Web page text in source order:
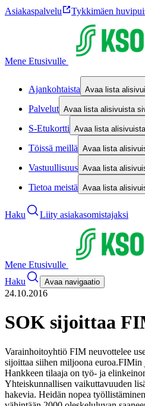
Asiakaspalvelu Tykkimäen
Mene Etusivulle
Ajankohtaista Avaa lista
Palvelut Avaa lista alisivuista
S-Etukortti Avaa lista
Töissä meillä Avaa lista
Vastuullisuus Avaa lista
Tietoa meistä Avaa lista
Haku Liity asiakasomistajaksi
Mene Etusivulle
Haku
Avaa navigaatio
24.10.2016
SOK sijoittaa
Varainhoitoyhtiö FIM neuvottelee
sijoittaa siihen miljoona euroa.FIMin
Hankkeen tilaaja on työ- ja
Yhteiskunnallisen vaikuttavuuden
hakevia. Heidän nopea